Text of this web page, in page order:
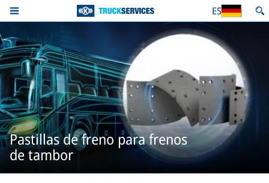
ES
Pastillas de freno para frenos
de tambor